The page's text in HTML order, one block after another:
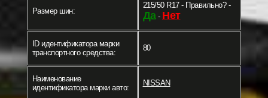
Размер шин:
215/50 R17 - Правильно? -
Да- Нет
ID идентификатора марки
транспортного средства:
80
Наименование
идентификатора марки авто:
NISSAN